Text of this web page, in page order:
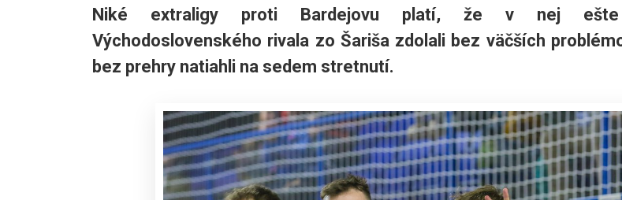
Niké extraligy proti Bardejovu platí, že v nej ešte
Východoslovenského rivala zo Šariša zdolali bez väčších
bez prehry natiahli na sedem stretnutí.